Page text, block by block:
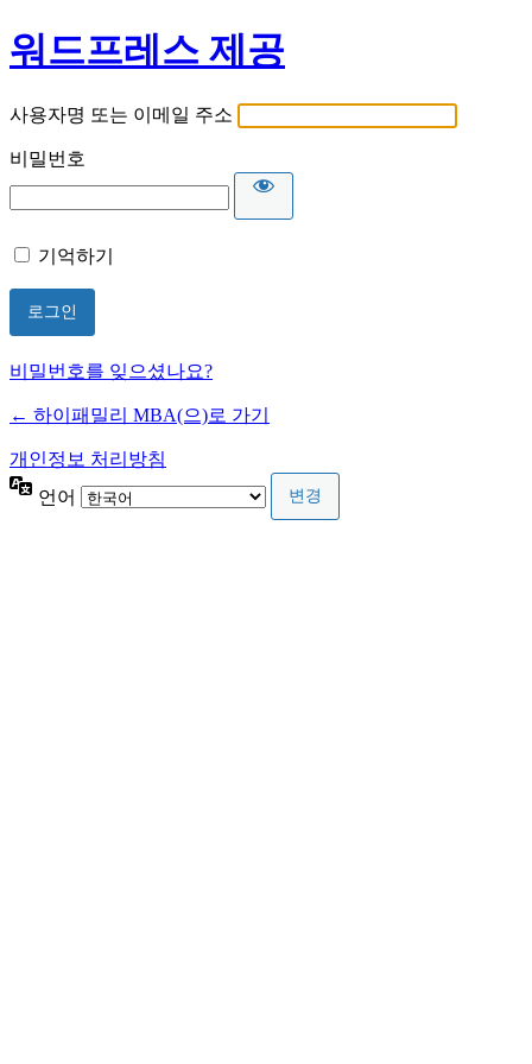
워드프레스 제공
사용자명 또는 이메일 주소
비밀번호
기억하기
비밀번호를 잊으셨나요?
← 하이패밀리 MBA(으)로 가기
개인정보 처리방침
언어